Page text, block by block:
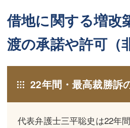
三平 聡史
酒井 博之
三平 聡史
酒井 博之
借地に関する増改
渡の承諾や許可（
22年間・最高裁勝訴
代表弁護士三平聡史は22年